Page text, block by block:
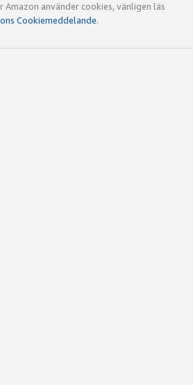
Amazon använder cookies, vänligen läs
Cookiemeddelande.